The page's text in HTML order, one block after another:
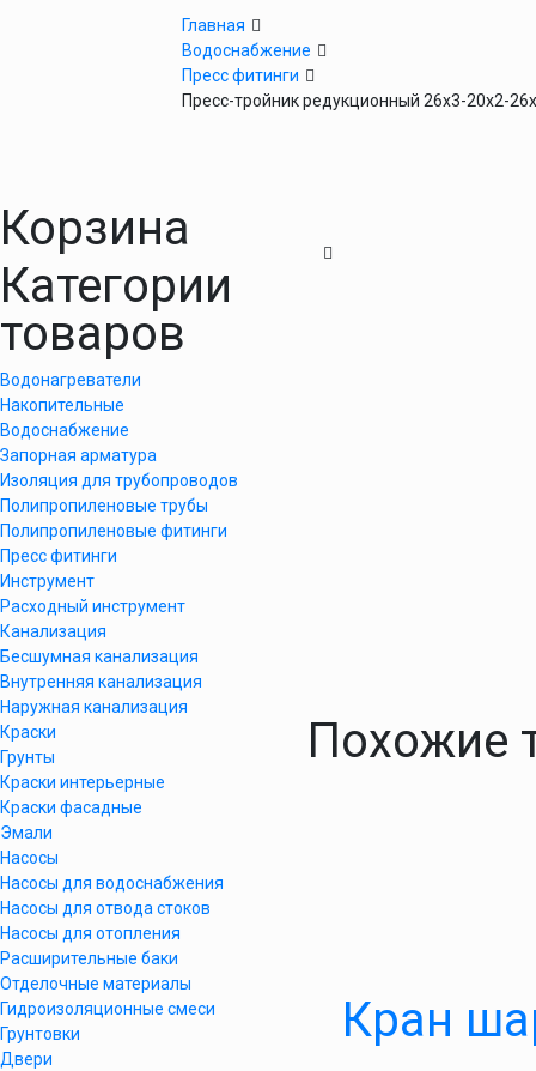
Главная
Водоснабжение
Пресс фитинги
Пресс-тройник редукционный 26х3-20х2-
Похожие
Кран
Корзина
Категории
товаров
Водонагреватели
Накопительные
Водоснабжение
Запорная арматура
Изоляция для трубопроводов
Полипропиленовые трубы
Полипропиленовые фитинги
Пресс фитинги
Инструмент
Расходный инструмент
Канализация
Бесшумная канализация
Внутренняя канализация
Наружная канализация
Краски
Грунты
Краски интерьерные
Краски фасадные
Эмали
Насосы
Насосы для водоснабжения
Насосы для отвода стоков
Насосы для отопления
Расширительные баки
Отделочные материалы
Гидроизоляционные смеси
Грунтовки
Двери